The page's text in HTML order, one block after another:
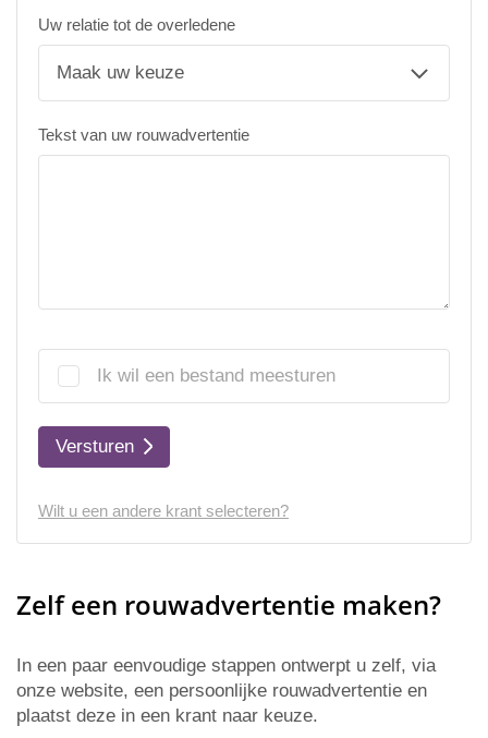
Uw relatie tot de overledene
Tekst van uw rouwadvertentie
Ik wil een bestand meesturen
Versturen
Wilt u een andere krant selecteren?
Zelf een rouwadvertentie maken?
In een paar eenvoudige stappen ontwerpt u zelf, via
onze website, een persoonlijke rouwadvertentie en
plaatst deze in een krant naar keuze.